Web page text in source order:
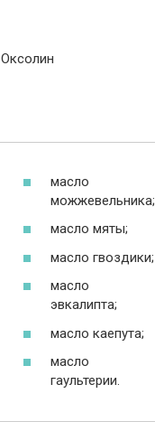
Оксолин
масло
можжевельника;
масло мяты;
масло гвоздики;
масло
эвкалипта;
масло каепута;
масло
гаультерии.